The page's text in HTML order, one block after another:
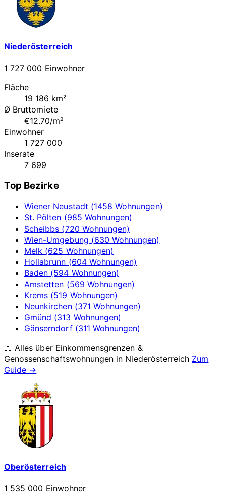
Niederösterreich
1 727 000 Einwohner
Fläche
19 186 km²
Ø Bruttomiete
€12.70/m²
Einwohner
1 727 000
Inserate
7 699
Top Bezirke
Wiener Neustadt (1458 Wohnungen)
St. Pölten (985 Wohnungen)
Scheibbs (720 Wohnungen)
Wien-Umgebung (630 Wohnungen)
Melk (625 Wohnungen)
Hollabrunn (604 Wohnungen)
Baden (594 Wohnungen)
Amstetten (569 Wohnungen)
Krems (519 Wohnungen)
Neunkirchen (371 Wohnungen)
Gmünd (313 Wohnungen)
Gänserndorf (311 Wohnungen)
📖 Alles über Einkommensgrenzen &
Genossenschaftswohnungen in Niederösterreich Zum
Guide →
Oberösterreich
1 535 000 Einwohner